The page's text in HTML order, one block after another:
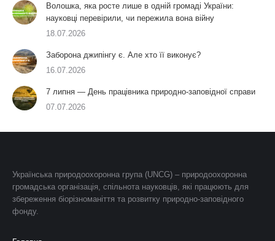
Волошка, яка росте лише в одній громаді України:
науковці перевірили, чи пережила вона війну
18.07.2026
Заборона джипінгу є. Але хто її виконує?
16.07.2026
7 липня — День працівника природно-заповідної справи
07.07.2026
Українська природоохоронна група (UNCG) – природоохоронна
громадська організація, спільнота науковців, які працюють для
збереження біорізноманіття та розвитку природно-заповідного
фонду.